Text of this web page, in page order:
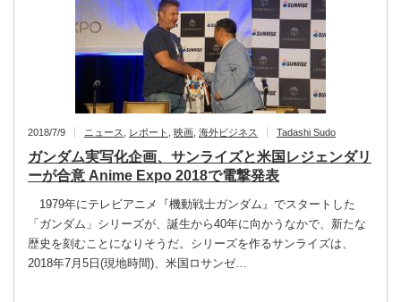
2018/7/9 ニュース レポート 映画 海外ビジネス Tadashi Sudo
ガンダム実写化企画、サンライズと米国レジェンダリ
ーが合意 Anime Expo 2018で電撃発表
1979年にテレビアニメ『機動戦士ガンダム』でスタートした
「ガンダム」シリーズが、誕生から40年に向かうなかで、新たな
歴史を刻むことになりそうだ。シリーズを作るサンライズは、
2018年7月5日(現地時間)、米国ロサンゼ…